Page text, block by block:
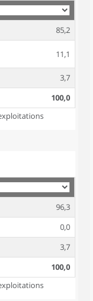
85,2
11,1
3,7
100,0
96,3
0,0
3,7
100,0